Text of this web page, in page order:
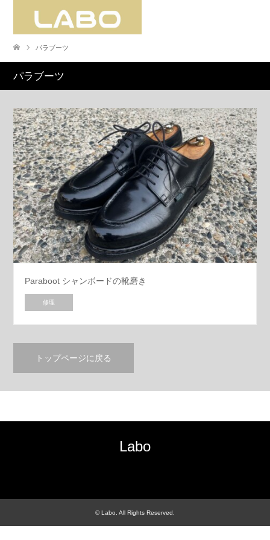
パラブーツ
パラブーツ
Paraboot シャンボードの靴磨き
修理
トップページに戻る
Labo
©Labo . All Rights Reserved.